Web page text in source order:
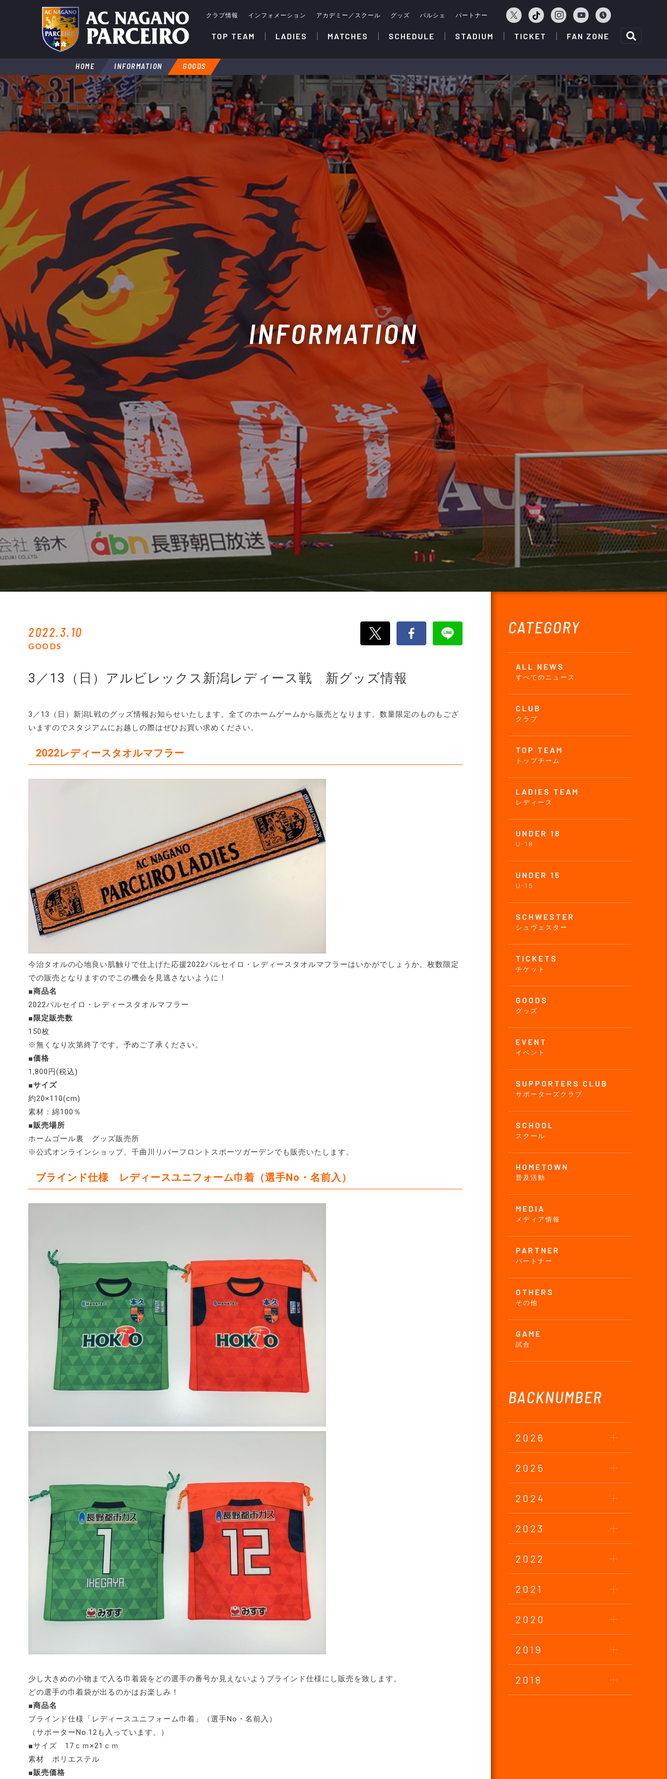
クラブ情報 インフォメーション アカデミー／スクール グッズ パルシェ パートナー
TOP TEAM LADIES MATCHES SCHEDULE STADIUM TICKET FAN ZONE
HOME INFORMATION GOODS
INFORMATION
CATEGORY
ALL NEWS
すべてのニュース
CLUB
クラブ
TOP TEAM
トップチーム
LADIES TEAM
レディース
UNDER 18
U-18
UNDER 15
U-15
SCHWESTER
シュヴェスター
TICKETS
チケット
GOODS
グッズ
EVENT
イベント
SUPPORTERS CLUB
サポーターズクラブ
SCHOOL
スクール
HOMETOWN
普及活動
MEDIA
メディア情報
PARTNER
パートナー
OTHERS
その他
GAME
試合
BACKNUMBER
2026
2025
2024
2023
2022
2021
2020
2019
2018
2022.3.10
GOODS
3／13（日）アルビレックス新潟レディース戦 新グッズ情報
3／13（日）新潟L戦のグッズ情報お知らせいたします。全てのホームゲームから販売となります。数量限定のものもござ
いますのでスタジアムにお越しの際はぜひお買い求めください。
2022レディースタオルマフラー
今治タオルの心地良い肌触りで仕上げた応援2022パルセイロ・レディースタオルマフラーはいかがでしょうか。枚数限定
での販売となりますのでこの機会を見逃さないように！
■商品名
2022パルセイロ・レディースタオルマフラー
■限定販売数
150枚
※無くなり次第終了です。予めご了承ください。
■価格
1,800円(税込)
■サイズ
約20×110(cm)
素材：綿100％
■販売場所
ホームゴール裏 グッズ販売所
※公式オンラインショップ、千曲川リバーフロントスポーツガーデンでも販売いたします。
ブラインド仕様 レディースユニフォーム巾着（選手No・名前入）
少し大きめの小物まで入る巾着袋をどの選手の番号か見えないようブラインド仕様にし販売を致します。
どの選手の巾着袋が出るのかはお楽しみ！
■商品名
ブラインド仕様「レディースユニフォーム巾着」（選手No・名前入）
（サポーターNo.12も入っています。）
■サイズ 17ｃｍ×21ｃｍ
素材 ポリエステル
■販売価格